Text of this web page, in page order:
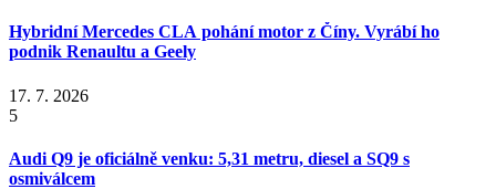
Hybridní Mercedes CLA pohání motor z Číny. Vyrábí ho
podnik Renaultu a Geely
17. 7. 2026
5
Audi Q9 je oficiálně venku: 5,31 metru, diesel a SQ9 s
osmiválcem